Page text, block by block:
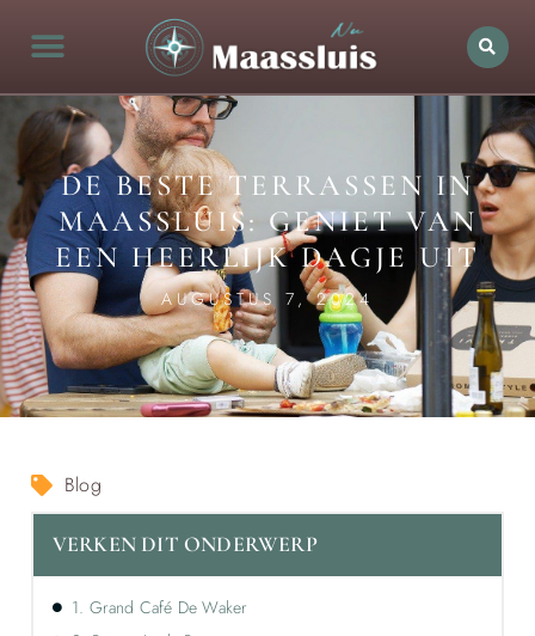
DE BESTE TERRASSEN IN
MAASSLUIS: GENIET VAN
EEN HEERLIJK DAGJE UIT
AUGUSTUS 7, 2024
Blog
VERKEN DIT ONDERWERP
1. Grand Café De Waker